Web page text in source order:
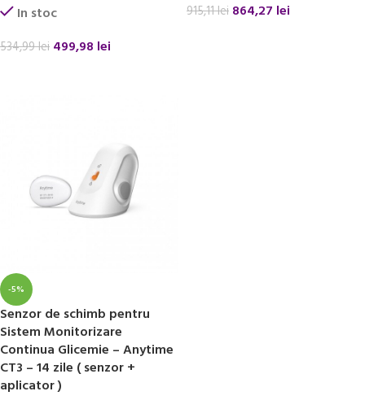
In stoc
534,99lei 499,98 lei
915,11lei 864,27 lei
-5%
Senzor de schimb pentru
Sistem Monitorizare
Continua Glicemie – Anytime
CT3 – 14 zile ( senzor +
aplicator )